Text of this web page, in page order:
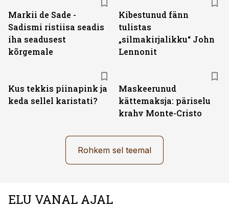
Markii de Sade -
Sadismi ristiisa seadis
iha seadusest
kõrgemale
Kibestunud fänn
tulistas
„silmakirjalikku“ John
Lennonit
Kus tekkis piinapink ja
keda sellel karistati?
Maskeerunud
kättemaksja: päriselu
krahv Monte-Cristo
Rohkem sel teemal
ELU VANAL AJAL